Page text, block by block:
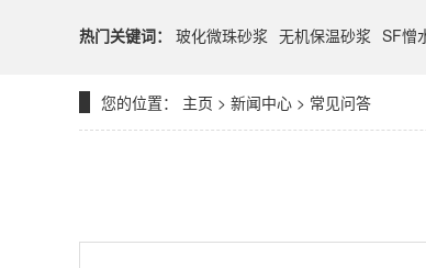
热门关键词： 玻化微珠砂浆 无机保温砂浆 SF憎
您的位置： 主页 > 新闻中心 > 常见问答